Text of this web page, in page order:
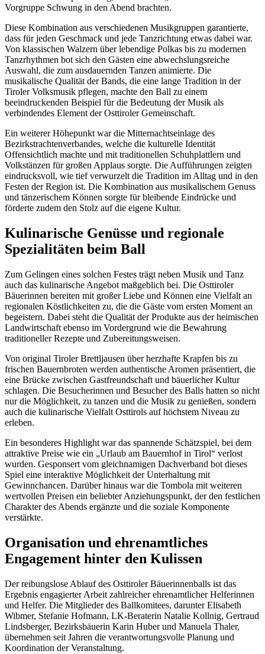
Vorgruppe Schwung in den Abend brachten.
Diese Kombination aus verschiedenen Musikgruppen garantierte,
dass für jeden Geschmack und jede Tanzrichtung etwas dabei war.
Von klassischen Walzern über lebendige Polkas bis zu modernen
Tanzrhythmen bot sich den Gästen eine abwechslungsreiche
Auswahl, die zum ausdauernden Tanzen animierte. Die
musikalische Qualität der Bands, die eine lange Tradition in der
Tiroler Volksmusik pflegen, machte den Ball zu einem
beeindruckenden Beispiel für die Bedeutung der Musik als
verbindendes Element der Osttiroler Gemeinschaft.
Ein weiterer Höhepunkt war die Mitternachtseinlage des
Bezirkstrachtenverbandes, welche die kulturelle Identität
Offensichtlich machte und mit traditionellen Schuhplattlern und
Volkstänzen für großen Applaus sorgte. Die Aufführungen zeigten
eindrucksvoll, wie tief verwurzelt die Tradition im Alltag und in den
Festen der Region ist. Die Kombination aus musikalischem Genuss
und tänzerischem Können sorgte für bleibende Eindrücke und
förderte zudem den Stolz auf die eigene Kultur.
Kulinarische Genüsse und regionale
Spezialitäten beim Ball
Zum Gelingen eines solchen Festes trägt neben Musik und Tanz
auch das kulinarische Angebot maßgeblich bei. Die Osttiroler
Bäuerinnen bereiten mit großer Liebe und Können eine Vielfalt an
regionalen Köstlichkeiten zu, die die Gäste vom ersten Moment an
begeistern. Dabei steht die Qualität der Produkte aus der heimischen
Landwirtschaft ebenso im Vordergrund wie die Bewahrung
traditioneller Rezepte und Zubereitungsweisen.
Von original Tiroler Brettljausen über herzhafte Krapfen bis zu
frischen Bauernbroten werden authentische Aromen präsentiert, die
eine Brücke zwischen Gastfreundschaft und bäuerlicher Kultur
schlagen. Die Besucherinnen und Besucher des Balls hatten so nicht
nur die Möglichkeit, zu tanzen und die Musik zu genießen, sondern
auch die kulinarische Vielfalt Osttirols auf höchstem Niveau zu
erleben.
Ein besonderes Highlight war das spannende Schätzspiel, bei dem
attraktive Preise wie ein „Urlaub am Bauernhof in Tirol“ verlost
wurden. Gesponsert vom gleichnamigen Dachverband bot dieses
Spiel eine interaktive Möglichkeit der Unterhaltung mit
Gewinnchancen. Darüber hinaus war die Tombola mit weiteren
wertvollen Preisen ein beliebter Anziehungspunkt, der den festlichen
Charakter des Abends ergänzte und die soziale Komponente
verstärkte.
Organisation und ehrenamtliches
Engagement hinter den Kulissen
Der reibungslose Ablauf des Osttiroler Bäuerinnenballs ist das
Ergebnis engagierter Arbeit zahlreicher ehrenamtlicher Helferinnen
und Helfer. Die Mitglieder des Ballkomitees, darunter Elisabeth
Wibmer, Stefanie Hofmann, LK-Beraterin Natalie Kollnig, Gertraud
Lindsberger, Bezirksbäuerin Karin Huber und Manuela Thaler,
übernehmen seit Jahren die verantwortungsvolle Planung und
Koordination der Veranstaltung.